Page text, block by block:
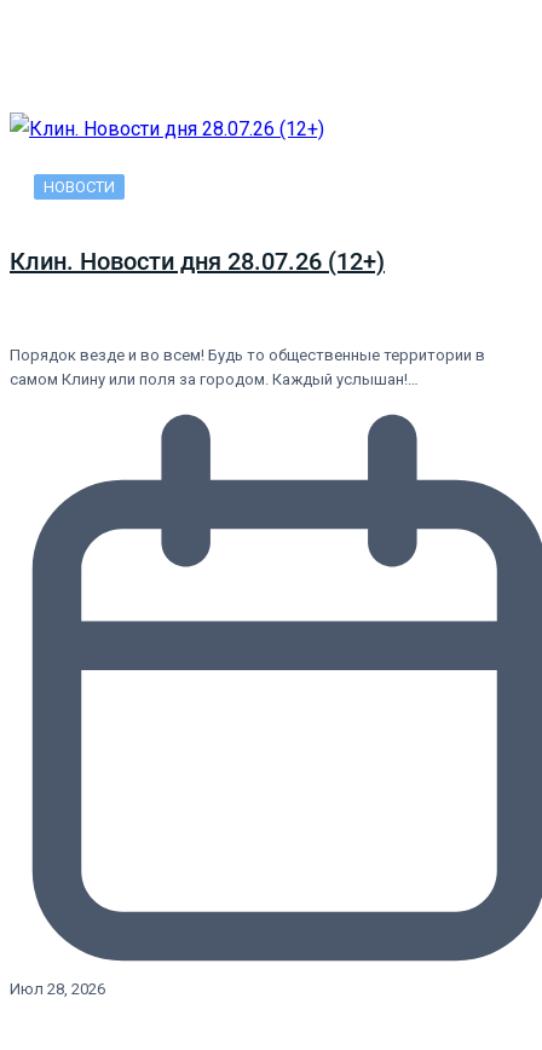
НОВОСТИ
Клин. Новости дня 28.07.26 (12+)
Порядок везде и во всем! Будь то общественные территории в
самом Клину или поля за городом. Каждый услышан!…
Июл 28, 2026